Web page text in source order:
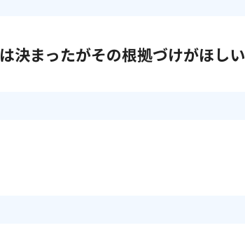
決まったがその根拠づけがほしい